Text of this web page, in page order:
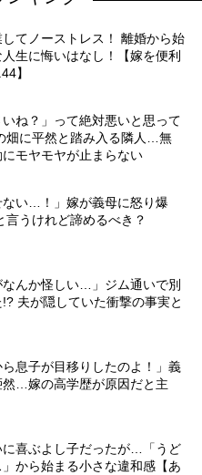
てノーストレス！ 離婚から始
生に悔いはなし！【嫁を便利
】
いね？」って絶対悪いと思って
畑に平然と踏み入る隣人…無
モヤモヤが止まらない
ない…！」嫁が義母に怒り爆
言うけれど諦めるべき？
なんか怪しい…」ジム通いで別
夫が隠していた衝撃の事実と
ら息子が目移りしたのよ！」義
然…嫁の高学歴が原因だと主
に喜ぶよし子だったが…「うど
から始まる小さな違和感【あ